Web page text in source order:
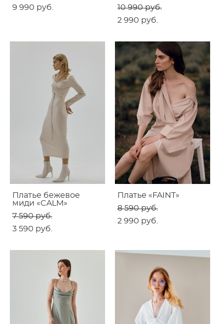
9 990 pуб.
10 990 pуб.
2 990 pуб.
Платье бежевое
миди «CALM»
7 590 pуб.
3 590 pуб.
Платье «FAINT»
8 590 pуб.
2 990 pуб.